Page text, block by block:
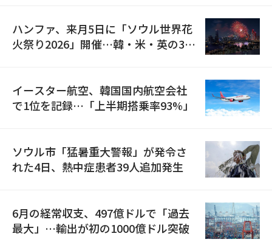
ハンファ、来月5日に「ソウル世界花
火祭り2026」開催…韓・米・英の3カ
イースター航空、韓国国内航空会社
で1位を記録…「上半期搭乗率93%」
ソウル市「猛暑重大警報」が発令さ
れた4日、熱中症患者39人追加発生
6月の経常収支、497億ドルで「過去
最大」…輸出が初の1000億ドル突破